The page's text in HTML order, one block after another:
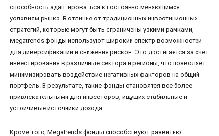
способность адаптироваться к постоянно меняющимся
условиям рынка. В отличие от традиционных инвестиционных
стратегий, которые могут быть ограничены узкими рамками,
Megatrends фонды используют широкий спектр возможностей
для диверсификации и снижения рисков. Это достигается за счет
инвестирования в различные сектора и регионы, что позволяет
минимизировать воздействие негативных факторов на общий
портфель. В результате, такие фонды становятся все более
привлекательными для инвесторов, ищущих стабильные и
устойчивые источники дохода.
Кроме того, Megatrends фонды способствуют развитию